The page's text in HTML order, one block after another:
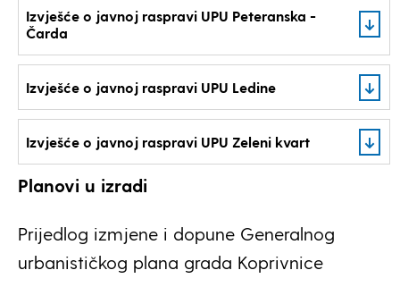
Izvješće o javnoj raspravi UPU Peteranska -
Čarda
Izvješće o javnoj raspravi UPU Ledine
Izvješće o javnoj raspravi UPU Zeleni kvart
Planovi u izradi
Prijedlog izmjene i dopune Generalnog
urbanističkog plana grada Koprivnice